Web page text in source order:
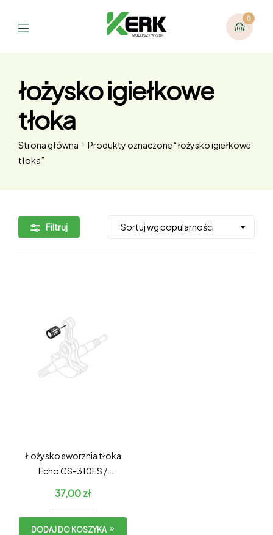
0
łożysko igiełkowe
tłoka
Strona główna
Produkty oznaczone “łożysko igiełkowe
tłoka”
Filtruj
Łożysko sworznia tłoka
Echo CS-310ES /
37,00zł
DODAJ DO KOSZYKA